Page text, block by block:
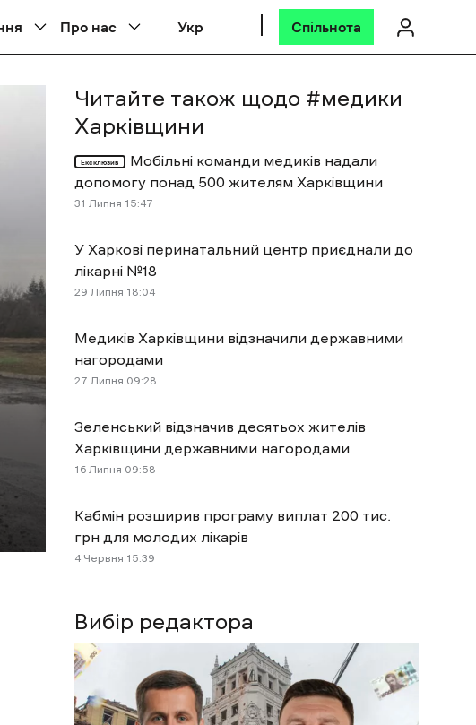
Про нас Укр Спільнота
Вибір редактора
Читайте також щодо #медики
Харківщини
Ексклюзив
Мобільні команди медиків надали
допомогу понад 500 жителям Харківщини
31 Липня 15:47
У Харкові перинатальний центр приєднали до
лікарні №18
29 Липня 18:04
Медиків Харківщини відзначили державними
нагородами
27 Липня 09:28
Зеленський відзначив десятьох жителів
Харківщини державними нагородами
16 Липня 09:58
Кабмін розширив програму виплат 200 тис.
грн для молодих лікарів
4 Червня 15:39